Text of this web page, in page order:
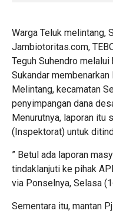
Warga Teluk melintang,
Jambiotoritas.com,
Teguh Suhendro
Sukandar
Melintang, kecamatan
penyimpangan dana
Menurutnya, laporan itu
(Inspektorat) untuk
” Betul ada laporan
tindaklanjuti ke pihak
via Ponselnya, Selasa
Sementara itu, mantan